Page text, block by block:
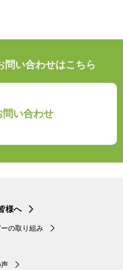
問い合わせはこちら
問い合わせ
様へ
の取り組み